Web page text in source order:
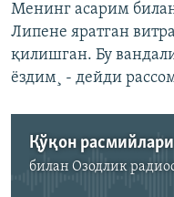
Менинг асарим
Липене яратган
қилишган. Бу
ëздим¸ - дейди
билан Озодлик
Айни дамда